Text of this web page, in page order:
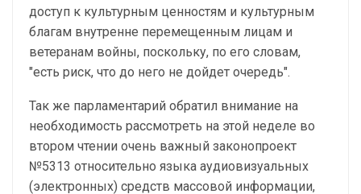
доступ к культурным ценностям и культурным
благам внутренне перемещенным лицам и
ветеранам войны, поскольку, по его словам,
"есть риск, что до него не дойдет очередь".
Так же парламентарий обратил внимание на
необходимость рассмотреть на этой неделе во
втором чтении очень важный законопроект
№5313 относительно языка аудиовизуальных
(электронных) средств массовой информации,